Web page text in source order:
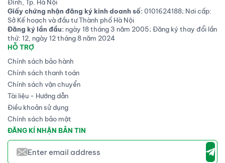
Đình, Tp. Hà Nội
Giấy chứng nhận đăng ký kinh doanh số:0101624188; Nơi cấp:
Sở Kế hoạch và đầu tư Thành phố Hà Nội
Đăng ký lần đầu: ngày 18 tháng 3 năm 2005; Đăng ký thay đổi lần
thứ: 12, ngày 12 tháng 8 năm 2024
HỖ TRỢ
Chính sách bảo hành
Chính sách thanh toán
Chính sách vận chuyển
Tài liệu - Hướng dẫn
Điều khoản sử dụng
Chính sách bảo mật
ĐĂNG KÍ NHẬN BẢN TIN